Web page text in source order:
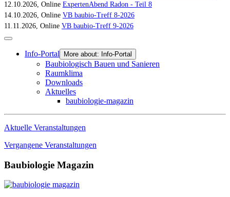
12.10.2026, Online ExpertenAbend Radon - Teil 8
14.10.2026, Online VB baubio-Treff 8-2026
11.11.2026, Online VB baubio-Treff 9-2026
Info-Portal More about: Info-Portal
Baubiologisch Bauen und Sanieren
Raumklima
Downloads
Aktuelles
baubiologie-magazin
Aktuelle Veranstaltungen
Vergangene Veranstaltungen
Baubiologie Magazin